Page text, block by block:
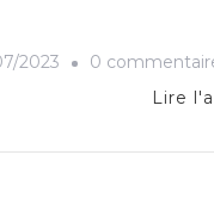
2023 0
Lire